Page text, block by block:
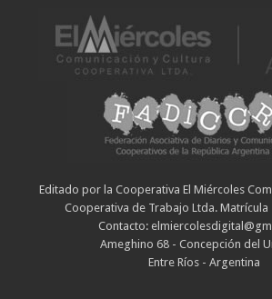
Editado por la Cooperativa El Miércoles
Cooperativa de Trabajo Ltda. Matrícula
Contacto:
Ameghino 68 - Concepción del
Entre Ríos - Argentina